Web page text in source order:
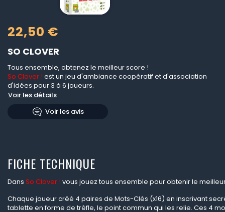
22,50 €
SO CLOVER
Tous ensemble, obtenez le meilleur score !
So Clover ! est un jeu d'ambiance coopératif et d'association
d'idées pour 3 à 6 joueurs.
Voir les détails
Voir les avis
FICHE TECHNIQUE
Dans So Clover ! vous jouez tous ensemble pour obtenir le
Chaque joueur créé 4 paires de Mots-Clés (x16) en inscrivant
tablette en forme de trèfle, le point commun qui les relie. Ces 4